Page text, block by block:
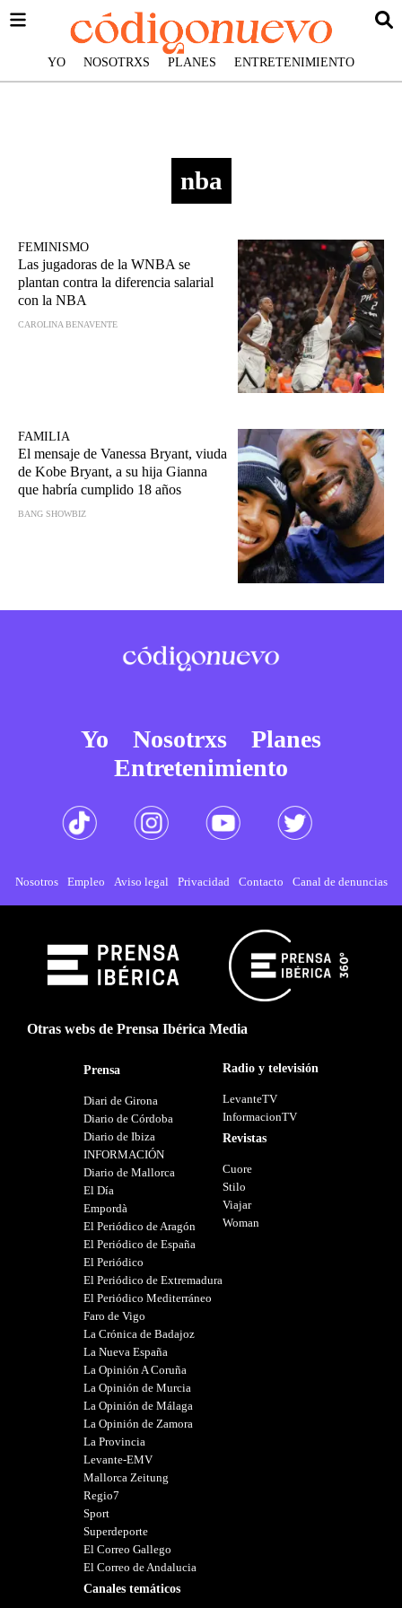
YO NOSOTRXS PLANES ENTRETENIMIENTO
nba
FEMINISMO
Las jugadoras de la WNBA se
plantan contra la diferencia salarial
con la NBA
CAROLINA BENAVENTE
FAMILIA
El mensaje de Vanessa Bryant, viuda
de Kobe Bryant, a su hija Gianna
que habría cumplido 18 años
BANG SHOWBIZ
Yo Nosotrxs
Planes
Entretenimiento
Nosotros Empleo Aviso legal Privacidad Contacto Canal de denuncias
Otras webs de Prensa Ibérica Media
Prensa
Diari de Girona
Diario de Córdoba
Diario de Ibiza
INFORMACIÓN
Diario de Mallorca
El Día
Empordà
El Periódico de Aragón
El Periódico de España
El Periódico
El Periódico de Extremadura
El Periódico Mediterráneo
Faro de Vigo
La Crónica de Badajoz
La Nueva España
La Opinión A Coruña
La Opinión de Murcia
La Opinión de Málaga
La Opinión de Zamora
La Provincia
Levante-EMV
Mallorca Zeitung
Regio7
Sport
Superdeporte
El Correo Gallego
El Correo de Andalucia
Canales temáticos
Radio y televisión
LevanteTV
InformacionTV
Revistas
Cuore
Stilo
Viajar
Woman